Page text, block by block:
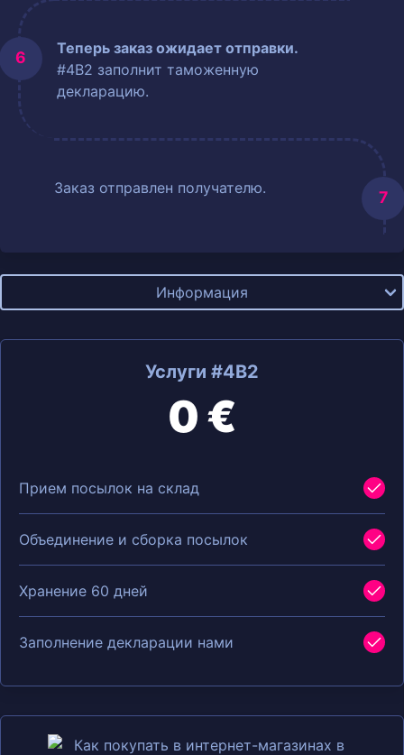
Теперь заказ ожидает отправки.
#4B2 заполнит таможенную
декларацию.
Заказ отправлен получателю.
Информация
Услуги #4B2
0 €
Прием посылок на склад
Объединение и сборка посылок
Хранение 60 дней
Заполнение декларации нами